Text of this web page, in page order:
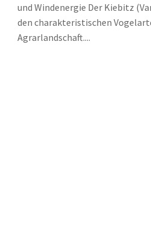
und Windenergie Der Kiebitz
den charakteristischen
Agrarlandschaft....